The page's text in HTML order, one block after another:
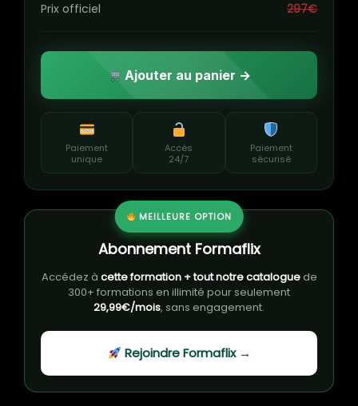
Prix officiel 297€
Ajouter au panier →
Paiement
unique
Accès
24/7
Paiement
sécurisé
MEILLEURE OPTION
Abonnement Formaflix
Accédez à cette formation + tout notre cataloguede
300+ formations en illimité pour seulement
29,99€/mois, sans engagement.
Rejoindre Formaflix →